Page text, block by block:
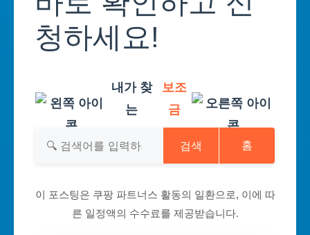
청하세요!
내가 찾
는
보조
금
검색 홈
이 포스팅은 쿠팡 파트너스 활동의 일환으로, 이에 따
른 일정액의 수수료를 제공받습니다.